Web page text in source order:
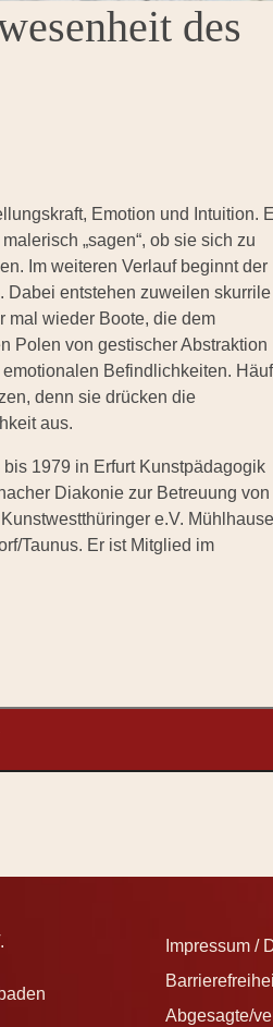
des
Emotion und Intuition.
„sagen“, ob sie sich zu
Im weiteren Verlauf beginnt der
Dabei entstehen zuweilen skurrile
mal wieder Boote, die dem
Polen von gestischer Abstraktion
Befindlichkeiten.
denn sie drücken die
aus.
1979 in Erfurt Kunstpädagogik
Diakonie zur Betreuung von
e.V.
Taunus. Er ist Mitglied im
Impressum /
Abgesagte/